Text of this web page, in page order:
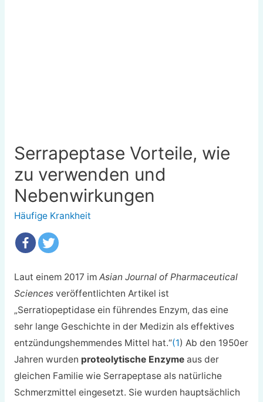
Serrapeptase Vorteile, wie
zu verwenden und
Nebenwirkungen
Häufige Krankheit
Laut einem 2017 im Asian Journal of Pharmaceutical
Sciencesveröffentlichten Artikel ist
„Serratiopeptidase ein führendes Enzym, das eine
sehr lange Geschichte in der Medizin als effektives
entzündungshemmendes Mittel hat.“(1) Ab den 1950er
Jahren wurden proteolytische Enzymeaus der
gleichen Familie wie Serrapeptase als natürliche
Schmerzmittel eingesetzt. Sie wurden hauptsächlich